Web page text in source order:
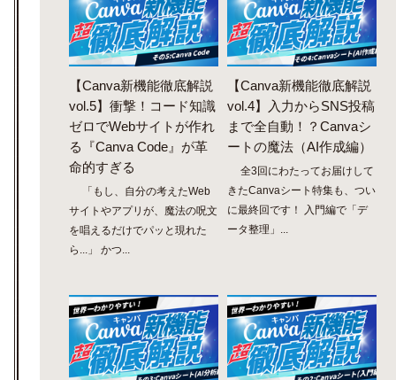
【Canva新機能徹底解説
vol.5】衝撃！コード知識
ゼロでWebサイトが作れ
る『Canva Code』が革
命的すぎる
「もし、自分の考えたWeb
サイトやアプリが、魔法の呪文
を唱えるだけでパッと現れた
ら...」 かつ...
【Canva新機能徹底解説
vol.4】入力からSNS投稿
まで全自動！？Canvaシ
ートの魔法（AI作成編）
全3回にわたってお届けして
きたCanvaシート特集も、つい
に最終回です！ 入門編で「デ
ータ整理」...